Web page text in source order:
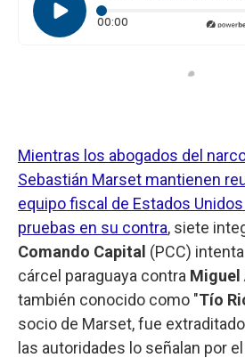
00:00 Tiempo transcurrido:
Mientras los abogados del
Sebastián Marset mantienen
equipo fiscal de Estados
pruebas en su contra, siete
Comando Capital (PCC)
cárcel paraguaya contra Miguel
también conocido como "Tío
socio de Marset, fue
las autoridades lo señalan por